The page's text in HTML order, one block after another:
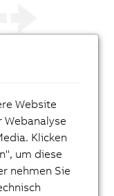
Website
Klicken
um diese
nehmen Sie